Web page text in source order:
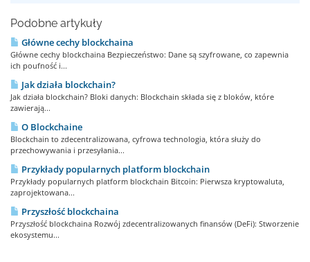
Podobne artykuły
Główne cechy blockchaina
Główne cechy blockchaina Bezpieczeństwo: Dane są szyfrowane, co zapewnia
ich poufność i...
Jak działa blockchain?
Jak działa blockchain? Bloki danych: Blockchain składa się z bloków, które
zawierają...
O Blockchaine
Blockchain to zdecentralizowana, cyfrowa technologia, która służy do
przechowywania i przesyłania...
Przykłady popularnych platform blockchain
Przykłady popularnych platform blockchain Bitcoin: Pierwsza kryptowaluta,
zaprojektowana...
Przyszłość blockchaina
Przyszłość blockchaina Rozwój zdecentralizowanych finansów (DeFi): Stworzenie
ekosystemu...